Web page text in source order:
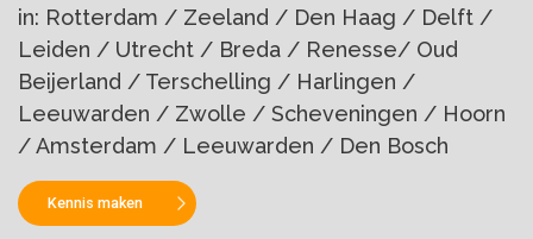
in: Rotterdam / Zeeland / Den Haag / Delft /
Leiden / Utrecht / Breda / Renesse/ Oud
Beijerland / Terschelling / Harlingen /
Leeuwarden / Zwolle / Scheveningen / Hoorn
/ Amsterdam / Leeuwarden / Den Bosch
Kennis maken